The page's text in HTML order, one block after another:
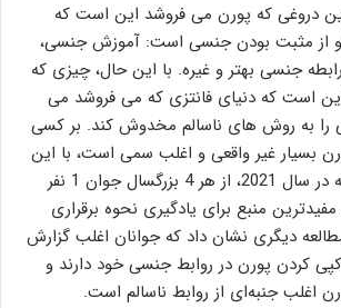
دروغی که پورن می فروشد این است که
از مثبت بودن جنسی است: آموزش جنسی،
جنسی بهتر و غیره. با این حال، چیزی که
است که دنیای فانتزی که می فروشد می
را به روش های ناسالم مخدوش کند. بر کسی
بسیار غیر واقعی و اغلب سمی است، با این
حال، طبق یک مطالعه در سال 2021، از هر 4 بزرگسال جوان 1 نفر
منبع برای یادگیری نحوه برقراری
دیگری نشان داد که جوانان اغلب گزارش
کردن پورن در روابط جنسی خود دارند و
اغلب جنبه‌ای از روابط ناسالم است.